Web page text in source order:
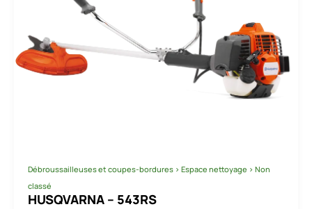
Débroussailleuses et coupes-bordures > Espace nettoyage > Non
classé
HUSQVARNA – 543RS